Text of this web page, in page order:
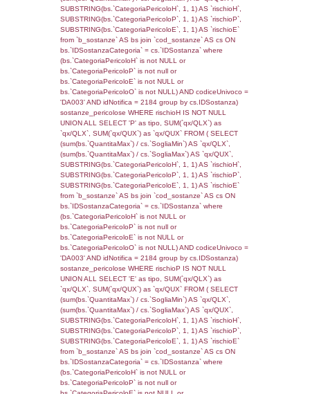
reg_f_territori_limitrofi.Denominazione,
_limitrofi.DescAltro FROM
JOIN cod_territori_tipologia ON
(reg_f_territori_limitrofi.IDTipologiaTerritorio =
cod_territori_tipologia.IDTipologiaTerritorio)
(reg_f_territori_limitrofi.IDTipoTerritorio =
cod_territori_tipologia.IDTerritorioTP)
0.019899845123291
sql: SELECT f_territori_limitrofi.Distanza,
f_territori_limitrofi.Direzione,
f_territori_limitrofi.Denominazione,
rofi.DescAltro FROM f_territori_limitrofi
cod_territori_tipologia ON
(f_territori_limitrofi.IDTipologiaTerritorio =
cod_territori_tipologia.IDTipologiaTerritorio)
(f_territori_limitrofi.IDTipoTerritorio =
cod_territori_tipologia.IDTerritorioTP)
(((f_territori_limitrofi.IDNotifica)=2405) AND
((f_territori_limitrofi.IDTipoTerritorio)=9)),
0.068460941314697